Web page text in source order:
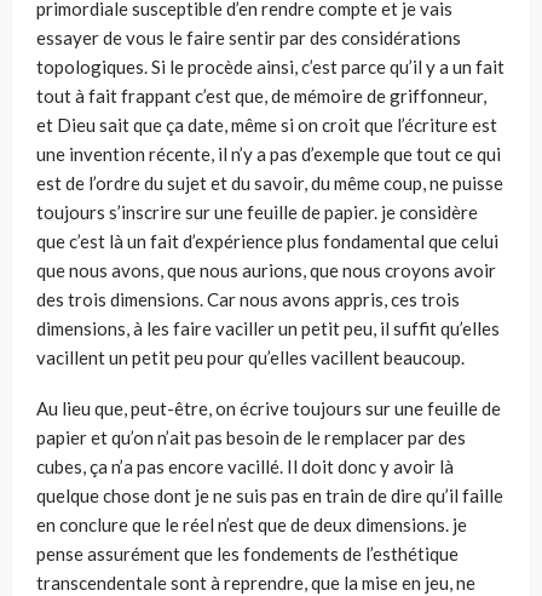
primordiale suscep­tible d’en rendre compte et je vais
essayer de vous le faire sentir par des consi­dérations
topologiques. Si le procède ainsi, c’est parce qu’il y a un fait
tout à fait frappant c’est que, de mémoire de griffonneur,
et Dieu sait que ça date, même si on croit que l’écriture est
une invention récente, il n’y a pas d’exemple que tout ce qui
est de l’ordre du sujet et du savoir, du même coup, ne puisse
toujours s’inscrire sur une feuille de papier. je considère
que c’est là un fait d’expérience plus fondamental que celui
que nous avons, que nous aurions, que nous croyons avoir
des trois dimensions. Car nous avons appris, ces trois
dimen­sions, à les faire vaciller un petit peu, il suffit qu’elles
vacillent un petit peu pour qu’elles vacillent beaucoup.
Au lieu que, peut-être, on écrive toujours sur une feuille de
papier et qu’on n’ait pas besoin de le remplacer par des
cubes, ça n’a pas encore vacillé. Il doit donc y avoir là
quelque chose dont je ne suis pas en train de dire qu’il faille
en conclure que le réel n’est que de deux dimensions. je
pense assurément que les fondements de l’esthétique
transcendentale sont à reprendre, que la mise en jeu, ne